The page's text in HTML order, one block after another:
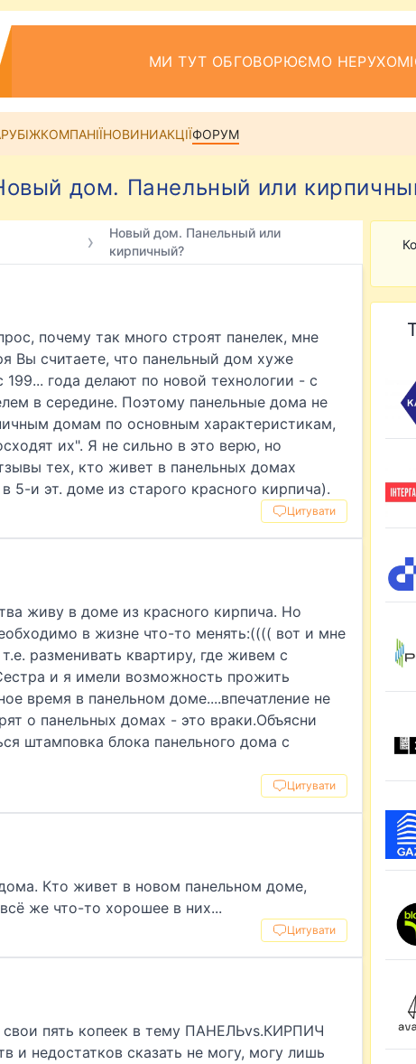
МИ ТУТ ОБГОВОРЮЄМО
КОМПАНІЇНОВИНИАКЦІЇФОРУМ
дом. Панельный или
Новый дом. Панельный или
кирпичный?
почему так много строят панелек, мне
Вы считаете, что панельный дом хуже
199... года делают по новой технологии - с
в середине. Поэтому панельные дома не
домам по основным характеристикам,
их". Я не сильно в это верю, но
тех, кто живет в панельных домах
5-и эт. доме из старого красного кирпича).
Цитувати
живу в доме из красного кирпича. Но
в жизне что-то менять:(((( вот и мне
разменивать квартиру, где живем с
и я имели возможность прожить
время в панельном доме....впечатление не
о панельных домах - это враки.Объясни
штамповка блока панельного дома с
Цитувати
Кто живет в новом панельном доме,
же что-то хорошее в них...
Цитувати
свои пять копеек в тему ПАНЕЛЬvs.КИРПИЧ
и недостатков сказать не могу, могу лишь